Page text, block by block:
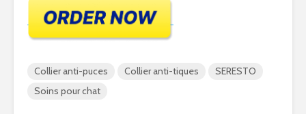
Collier anti-puces Collier anti-tiques
SERESTO
Soins pour chat